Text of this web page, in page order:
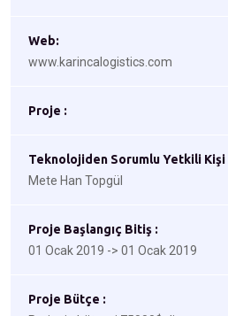
Web:
www.karincalogistics.com
Proje :
Teknolojiden Sorumlu Yetkili Kişi
Mete Han Topgül
Proje Başlangıç Bitiş :
01 Ocak 2019 -> 01 Ocak 2019
Proje Bütçe :